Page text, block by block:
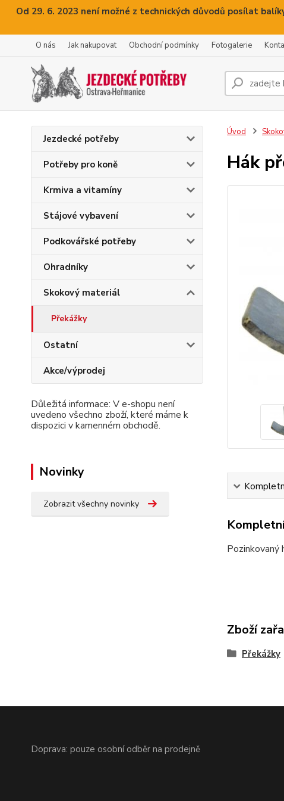
Od 29. 6. 2023 není možné z technických důvodů posílat
O nás Jak nakupovat Obchodní podmínky Fotogalerie
Jezdecké potřeby
Potřeby pro koně
Krmiva a vitamíny
Stájové vybavení
Podkovářské potřeby
Ohradníky
Skokový materiál
Překážky
Ostatní
Akce/výprodej
Důležitá informace: V e-shopu není
uvedeno všechno zboží, které máme k
dispozici v kamenném obchodě.
Novinky
Zobrazit všechny novinky
Úvod
Hák
Pozinkovaný
Zboží
Překážky
Doprava: pouze osobní odběr na prodejně